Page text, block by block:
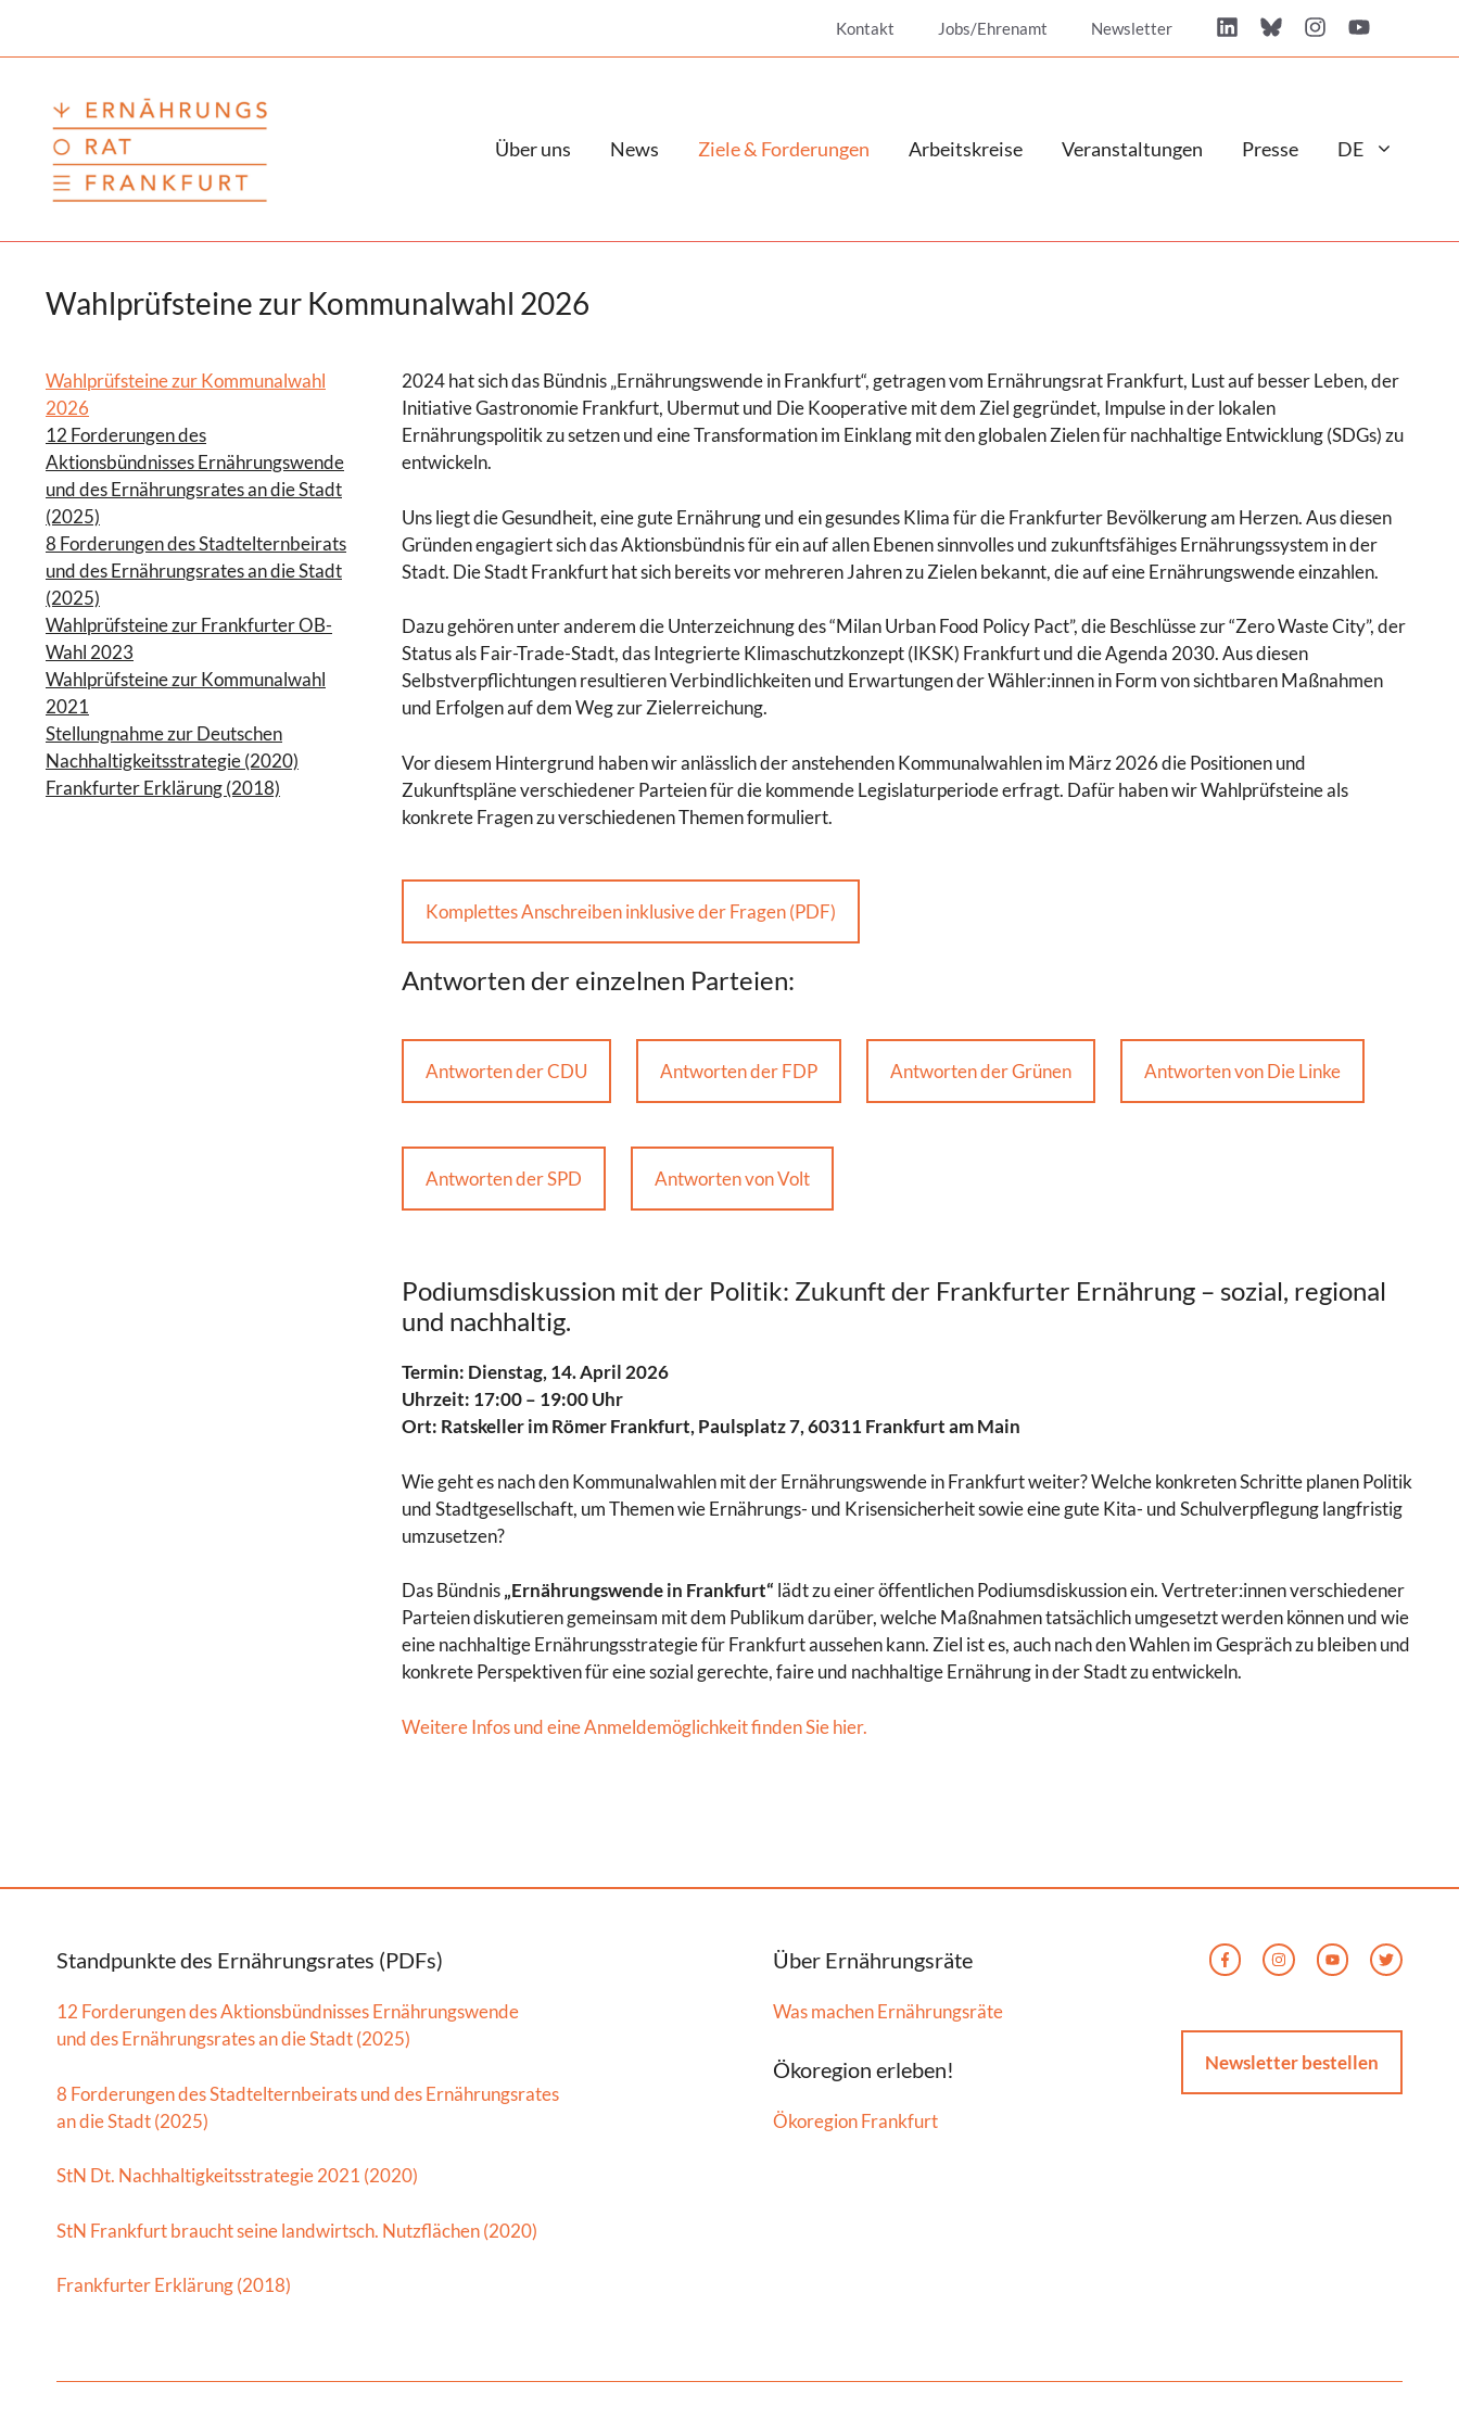
Kontakt Jobs/Ehrenamt Newsletter
Über uns News Ziele & Forderungen Arbeitskreise Veranstaltungen Presse DE
Wahlprüfsteine zur Kommunalwahl 2026
Wahlprüfsteine zur Kommunalwahl
2026
12 Forderungen des
Aktionsbündnisses Ernährungswende
und des Ernährungsrates an die Stadt
(2025)
8 Forderungen des Stadtelternbeirats
und des Ernährungsrates an die Stadt
(2025)
Wahlprüfsteine zur Frankfurter OB-
Wahl 2023
Wahlprüfsteine zur Kommunalwahl
2021
Stellungnahme zur Deutschen
Nachhaltigkeitsstrategie (2020)
Frankfurter Erklärung (2018)
2024 hat sich das Bündnis „Ernährungswende in Frankfurt“, getragen vom Ernährungsrat Frankfurt, Lust auf besser Leben, der
Initiative Gastronomie Frankfurt, Ubermut und Die Kooperative mit dem Ziel gegründet, Impulse in der lokalen
Ernährungspolitik zu setzen und eine Transformation im Einklang mit den globalen Zielen für nachhaltige Entwicklung (SDGs) zu
entwickeln.
Uns liegt die Gesundheit, eine gute Ernährung und ein gesundes Klima für die Frankfurter Bevölkerung am Herzen. Aus diesen
Gründen engagiert sich das Aktionsbündnis für ein auf allen Ebenen sinnvolles und zukunftsfähiges Ernährungssystem in der
Stadt. Die Stadt Frankfurt hat sich bereits vor mehreren Jahren zu Zielen bekannt, die auf eine Ernährungswende einzahlen.
Dazu gehören unter anderem die Unterzeichnung des “Milan Urban Food Policy Pact”, die Beschlüsse zur “Zero Waste City”, der
Status als Fair-Trade-Stadt, das Integrierte Klimaschutzkonzept (IKSK) Frankfurt und die Agenda 2030. Aus diesen
Selbstverpflichtungen resultieren Verbindlichkeiten und Erwartungen der Wähler:innen in Form von sichtbaren Maßnahmen
und Erfolgen auf dem Weg zur Zielerreichung.
Vor diesem Hintergrund haben wir anlässlich der anstehenden Kommunalwahlen im März 2026 die Positionen und
Zukunftspläne verschiedener Parteien für die kommende Legislaturperiode erfragt. Dafür haben wir Wahlprüfsteine als
konkrete Fragen zu verschiedenen Themen formuliert.
Komplettes Anschreiben inklusive der Fragen (PDF)
Antworten der einzelnen Parteien:
Antworten der CDU Antworten der FDP Antworten der Grünen Antworten von Die Linke
Antworten der SPD Antworten von Volt
Podiumsdiskussion mit der Politik: Zukunft der Frankfurter Ernährung – sozial, regional
und nachhaltig.
Termin: Dienstag, 14. April 2026
Uhrzeit: 17:00 – 19:00 Uhr
Ort: Ratskeller im Römer Frankfurt, Paulsplatz 7, 60311 Frankfurt am Main
Wie geht es nach den Kommunalwahlen mit der Ernährungswende in Frankfurt weiter? Welche konkreten Schritte planen Politik
und Stadtgesellschaft, um Themen wie Ernährungs- und Krisensicherheit sowie eine gute Kita- und Schulverpflegung langfristig
umzusetzen?
Das Bündnis„Ernährungswende in Frankfurt“ lädt zu einer öffentlichen Podiumsdiskussion ein. Vertreter:innen verschiedener
Parteien diskutieren gemeinsam mit dem Publikum darüber, welche Maßnahmen tatsächlich umgesetzt werden können und wie
eine nachhaltige Ernährungsstrategie für Frankfurt aussehen kann. Ziel ist es, auch nach den Wahlen im Gespräch zu bleiben und
konkrete Perspektiven für eine sozial gerechte, faire und nachhaltige Ernährung in der Stadt zu entwickeln.
Weitere Infos und eine Anmeldemöglichkeit finden Sie hier.
Standpunkte des Ernährungsrates (PDFs)
12 Forderungen des Aktionsbündnisses Ernährungswende
und des Ernährungsrates an die Stadt (2025)
8 Forderungen des Stadtelternbeirats und des Ernährungsrates
an die Stadt (2025)
StN Dt. Nachhaltigkeitsstrategie 2021 (2020)
StN Frankfurt braucht seine landwirtsch. Nutzflächen (2020)
Frankfurter Erklärung (2018)
Über Ernährungsräte
Was machen Ernährungsräte
Ökoregion erleben!
Ökoregion Frankfurt
Newsletter bestellen